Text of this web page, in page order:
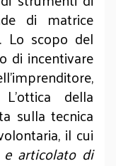
di matrice
Lo scopo del
di incentivare
della
sulla tecnica
il cui
articolato di